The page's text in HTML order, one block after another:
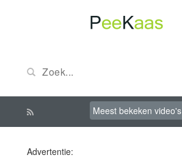
Meest bekeken video's
Advertentie: